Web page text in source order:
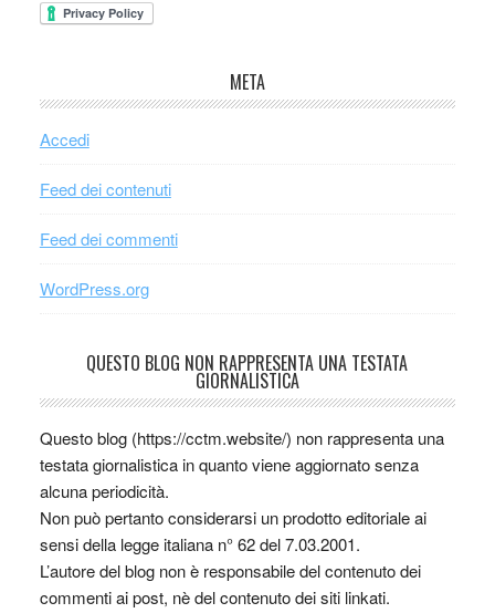
META
Accedi
Feed dei contenuti
Feed dei commenti
WordPress.org
QUESTO BLOG NON RAPPRESENTA UNA TESTATA
GIORNALISTICA
Questo blog (https://cctm.website/) non rappresenta una
testata giornalistica in quanto viene aggiornato senza
alcuna periodicità.
Non può pertanto considerarsi un prodotto editoriale ai
sensi della legge italiana n° 62 del 7.03.2001.
L’autore del blog non è responsabile del contenuto dei
commenti ai post, nè del contenuto dei siti linkati.